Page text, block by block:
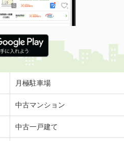
月極駐車場
中古マンション
中古一戸建て